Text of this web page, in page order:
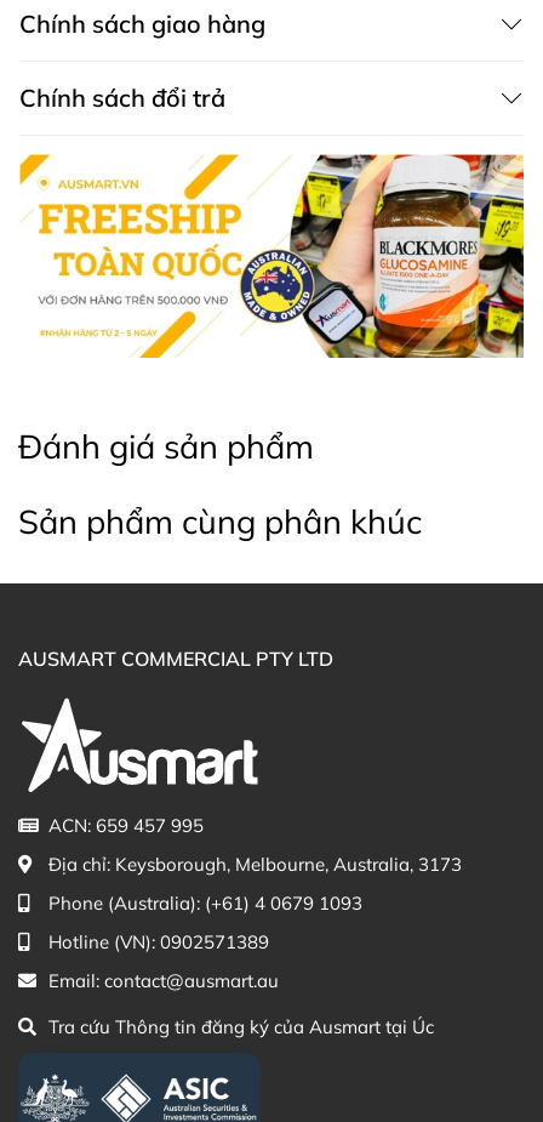
khớp Bioglan Red Krill Plus Curcumin
Viên uống giảm đau viêm khớp
Curcumin giúp:
Giúp hỗ trợ làm giảm các triệu chứng sưng, đau
viêm khớp.
Hỗ trợ phát triển và duy trì sức khỏe tim mạch.
Bổ mắt, bổ não.
Chính sách giao hàng
Chính sách đổi trả
Đánh giá sản phẩm
Sản phẩm cùng phân khúc
AUSMART COMMERCIAL PTY LTD
ACN: 659 457 995
Địa chỉ: Keysborough, Melbourne, Australia, 3173
Phone (Australia): (+61) 4 0679 1093
Hotline (VN): 0902571389
Email: contact@ausmart.au
Tra cứu Thông tin đăng ký của Ausmart tại Úc